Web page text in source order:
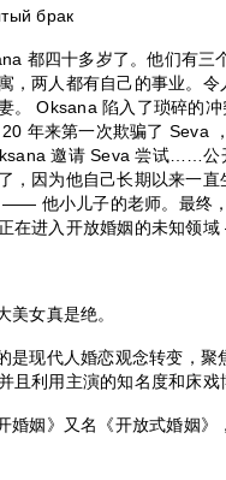
брак
都四十多岁了。他们有三
，两人都有自己的事业。令
。 Oksana 陷入了琐碎的
年来第一次欺骗了 Seva
邀请 Seva 尝试……公
，因为他自己长期以来一直
他小儿子的老师。最终
在进入开放婚姻的未知领
美女真是绝。
是现代人婚恋观念转变，聚
且利用主演的知名度和床戏
婚姻》又名《开放式婚姻》